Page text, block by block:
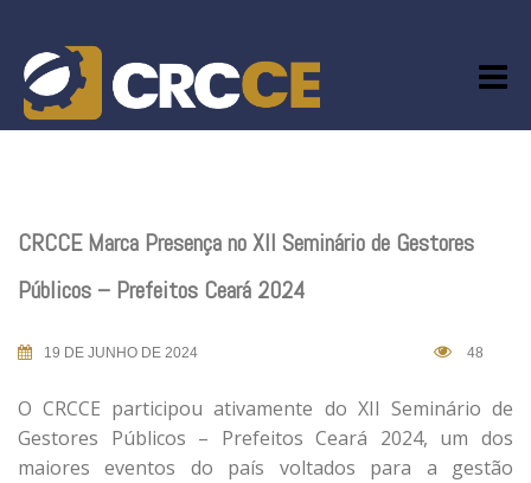
content
CRCCE Marca Presença no XII Seminário de Gestores
Públicos – Prefeitos Ceará 2024
19 DE JUNHO DE 2024 48
O CRCCE participou ativamente do XII Seminário de
Gestores Públicos – Prefeitos Ceará 2024, um dos
maiores eventos do país voltados para a gestão